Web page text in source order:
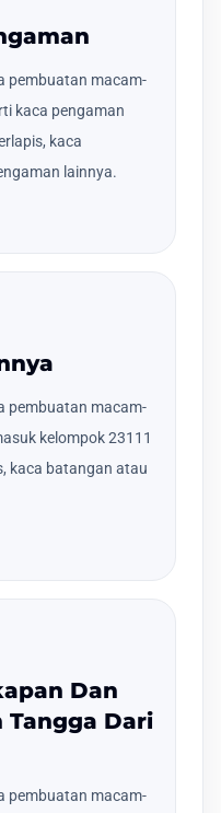
pembuatan macam-
kaca pengaman
kaca
lainnya.
pembuatan macam-
kelompok 23111
kaca batangan atau
Dan
Tangga Dari
pembuatan macam-